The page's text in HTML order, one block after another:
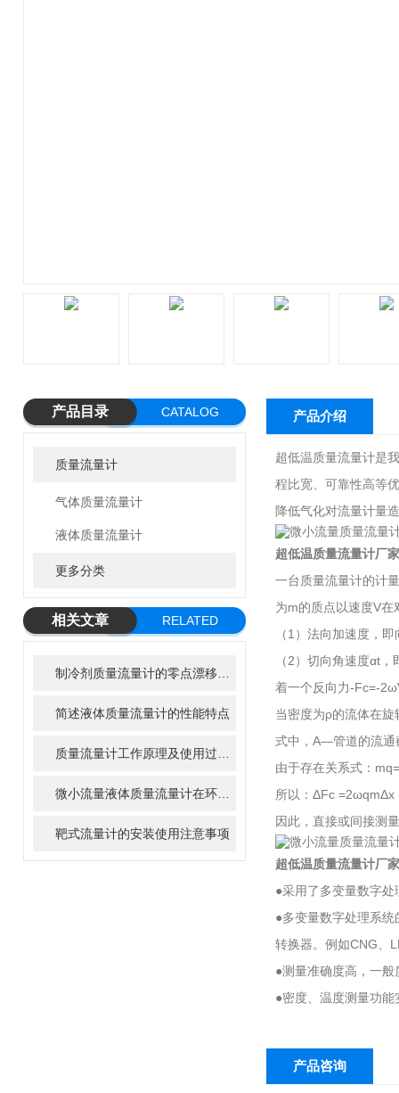
产品目录 CATALOG
质量流量计
气体质量流量计
液体质量流量计
更多分类
相关文章
RELATED
简述液体质量流量计的性能特点
靶式流量计的安装使用注意事项
产品介绍
超低温质量流量计是
程比宽、可靠性高等
降低气化对流量计量
超低温质量流量计厂家
一台质量流量计的计
为m的质点以速度V
（1）法向加速度，
（2）切向角速度αt
着一个反向力-Fc=-
当密度为ρ的流体在
式中，A—管道的流通
由于存在关系式：
所以：ΔFc =2ωqmΔx
因此，直接或间接测
超低温质量流量计厂家
●采用了多变量数字
●多变量数字处理系
转换器。例如CNG、
●测量准确度高，一
●密度、温度测量功
产品咨询